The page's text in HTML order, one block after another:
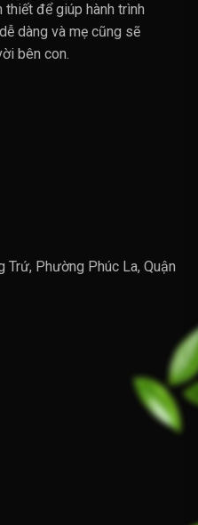
thiết để giúp hành trình
dàng và mẹ cũng sẽ
bên con.
Trứ, Phường Phúc La, Quận